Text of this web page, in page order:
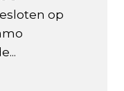
op